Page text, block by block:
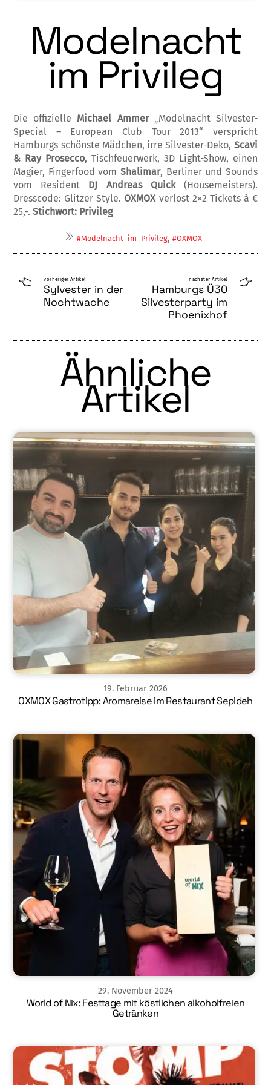
Modelnacht
im Privileg
Die offizielle Michael Ammer„Modelnacht Silvester-
Special – European Club Tour 2013“ verspricht
Hamburgs schönste Mäd­chen, irre Silvester-Deko, Scavi
& Ray Pro­sec­co, Tischfeuerwerk, 3D Light-Show, einen
Ma­gier, Fingerfood vom Shalimar, Berliner und Sounds
vom Resident DJ Andreas Qui­ck(Housemeisters).
Dresscode: Glitzer Style. OXMOX verlost 2×2 Tickets à €
25,-.Stich­wort: Privileg
#Modelnacht_im_Privileg,#OXMOX
vorheriger Artikel
Sylvester in der
Nochtwache
nächster Artikel
Hamburgs Ü30
Silvesterparty im
Phoenix­hof
Ähnliche
Artikel
19. Februar 2026
OXMOX Gastrotipp: Aromareise im Restaurant Sepideh
29. November 2024
World of Nix: Festtage mit köstlichen alkoholfreien
Getränken